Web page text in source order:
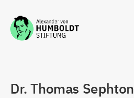
Zum Inhalt springen
Dr. Thomas Sephton